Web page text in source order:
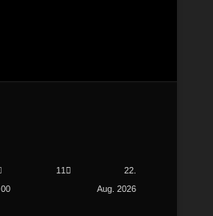
11
00
22.
Aug. 2026